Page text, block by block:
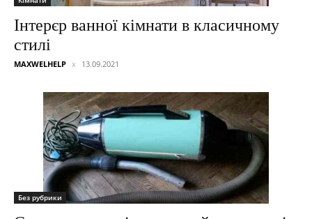
Інтерєр ванної кімнати в класичному
стилі
MAXWELHELP 13.09.2021
Без рубрики